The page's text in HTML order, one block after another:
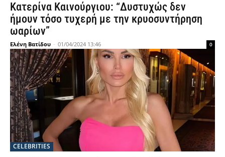
Κατερίνα Καινούργιου: “Δυστυχώς δεν
ήμουν τόσο τυχερή με την κρυοσυντήρηση
ωαρίων”
Ελένη Βατίδου - 01/04/2024 13:46 0
CELEBRITIES